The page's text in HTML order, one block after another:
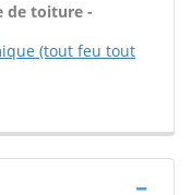
de toiture -
(tout feu tout